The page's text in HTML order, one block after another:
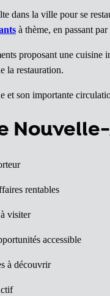
dans la ville pour se
à thème, en passant par
proposant une
la restauration.
son importante
rentables
visiter
accessible
à découvrir